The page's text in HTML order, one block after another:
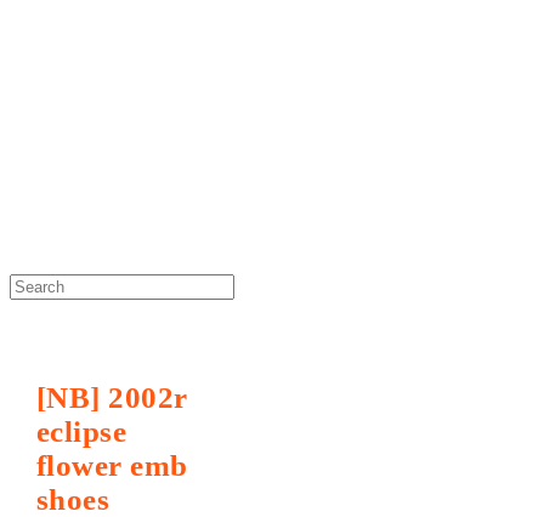
[NB] 2002r
eclipse
flower emb
shoes